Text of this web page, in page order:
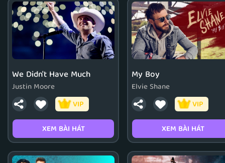
We Didn't Have Much
Justin Moore
VIP
XEM BÀI HÁT
My Boy
Elvie Shane
VIP
XEM BÀI HÁT